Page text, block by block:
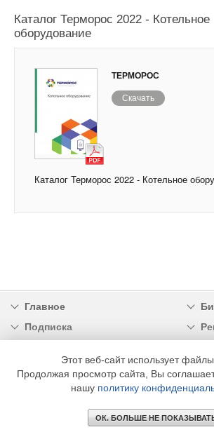
Каталог Терморос 2022 - Котельное
оборудование
ТЕРМОРОС
Скачать
Каталог Терморос 2022 - Котельное
Главное
Подписка
© 2002 - 2026 OOO Издательский дом «МЕДИА
Этот веб-сайт использует
Продолжая просмотр сайта, Вы
нашу политику
ОК. БОЛЬШЕ НЕ